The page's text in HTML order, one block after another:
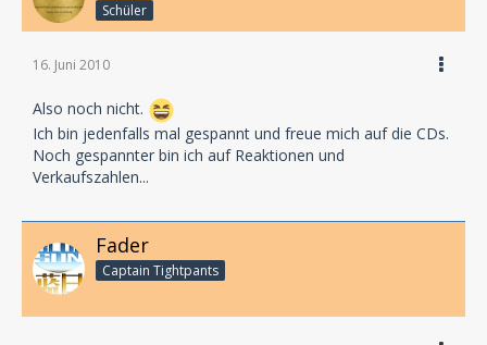
Schüler
16. Juni 2010
Also noch nicht.
Ich bin jedenfalls mal gespannt und freue mich auf die CDs.
Noch gespannter bin ich auf Reaktionen und
Verkaufszahlen...
Fader
Captain Tightpants